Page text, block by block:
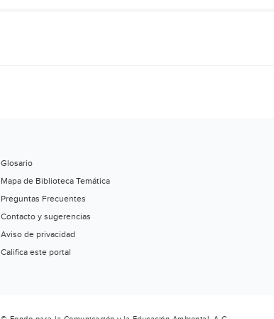
Glosario
Mapa de Biblioteca Temática
Preguntas Frecuentes
Contacto y sugerencias
Aviso de privacidad
Califica este portal